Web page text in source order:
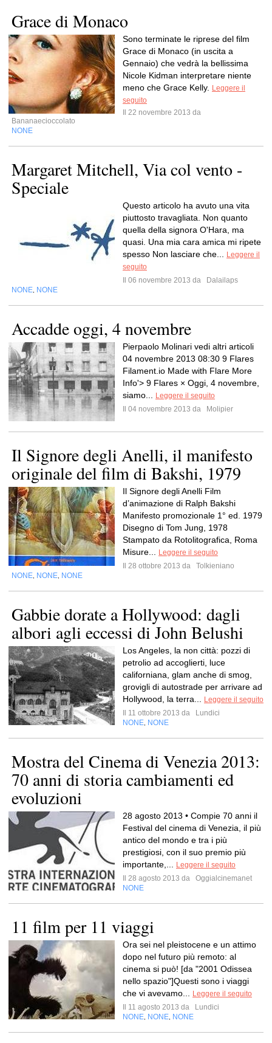
Grace di Monaco
Sono terminate le riprese del film
Grace di Monaco (in uscita a
Gennaio) che vedrà la bellissima
Nicole Kidman interpretare niente
meno che Grace Kelly.
Leggere il
seguito
Il 22 novembre 2013 da
Bananaecioccolato
NONE
Margaret Mitchell, Via col vento -
Speciale
Questo articolo ha avuto una vita
piuttosto travagliata. Non quanto
quella della signora O'Hara, ma
quasi. Una mia cara amica mi ripete
spesso Non lasciare che...
Leggere il
seguito
Il 06 novembre 2013 da
Dalailaps
NONE NONE
Accadde oggi, 4 novembre
Pierpaolo Molinari vedi altri articoli
04 novembre 2013 08:30 9 Flares
Filament.io Made with Flare More
Info'> 9 Flares × Oggi, 4 novembre,
siamo...
Leggere il seguito
Il 04 novembre 2013 da
Molipier
Il Signore degli Anelli, il manifesto
originale del film di Bakshi, 1979
Il Signore degli Anelli Film
d’animazione di Ralph Bakshi
Manifesto promozionale 1° ed. 1979
Disegno di Tom Jung, 1978
Stampato da Rotolitografica, Roma
Misure...
Leggere il seguito
Il 28 ottobre 2013 da
Tolkieniano
NONE NONE NONE
Gabbie dorate a Hollywood: dagli
albori agli eccessi di John Belushi
Los Angeles, la non città: pozzi di
petrolio ad accoglierti, luce
californiana, glam anche di smog,
grovigli di autostrade per arrivare ad
Hollywood, la terra...
Leggere il seguito
Il 11 ottobre 2013 da
Lundici
NONE NONE
Mostra del Cinema di Venezia 2013:
70 anni di storia cambiamenti ed
evoluzioni
28 agosto 2013 • Compie 70 anni il
Festival del cinema di Venezia, il più
antico del mondo e tra i più
prestigiosi, con il suo premio più
importante,...
Leggere il seguito
Il 28 agosto 2013 da
Oggialcinemanet
NONE
11 film per 11 viaggi
Ora sei nel pleistocene e un attimo
dopo nel futuro più remoto: al
cinema si può! [da "2001 Odissea
nello spazio"]Questi sono i viaggi
che vi avevamo...
Leggere il seguito
Il 11 agosto 2013 da
Lundici
NONE NONE NONE